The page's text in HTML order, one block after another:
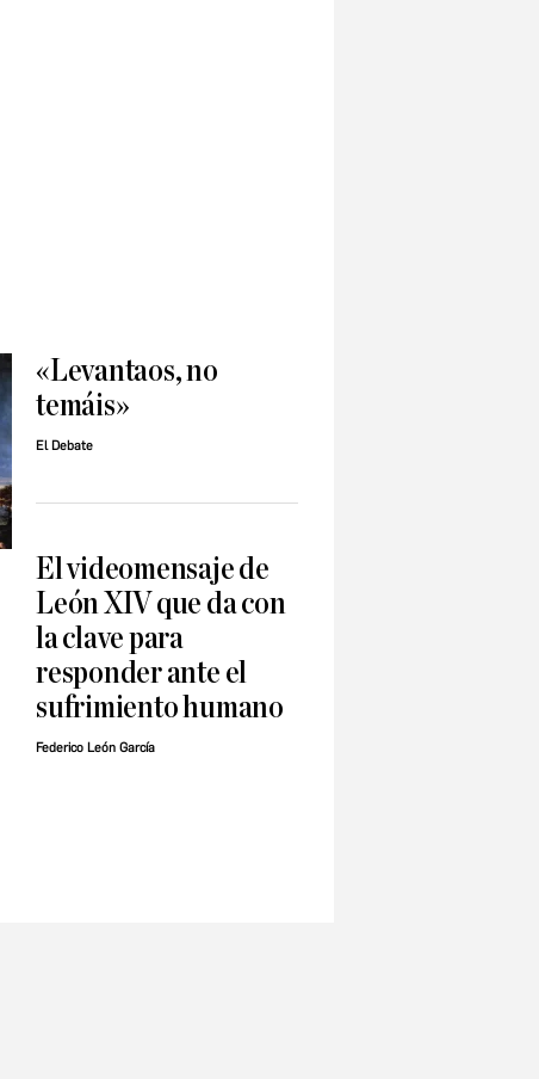
«Levantaos, no
temáis»
El Debate
El videomensaje de
León XIV que da con
la clave para
responder ante el
sufrimiento humano
Federico León García